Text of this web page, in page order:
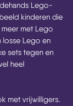
Lego-
kinderen die
met Lego
losse Lego en
sets tegen en
heel
met vrijwilligers.